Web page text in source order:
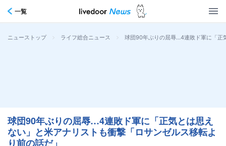
一覧
ニューストップ > ライフ総合ニュース > 球団90年ぶりの屈辱…4連敗ド軍に「正
球団90年ぶりの屈辱…4連敗ド軍に「正気とは思え
ない」と米アナリストも衝撃「ロサンゼルス移転よ
り前の話だ」